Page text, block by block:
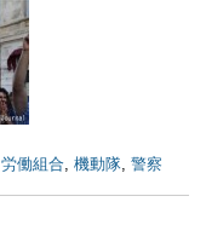
労働組合, 機動隊, 警察